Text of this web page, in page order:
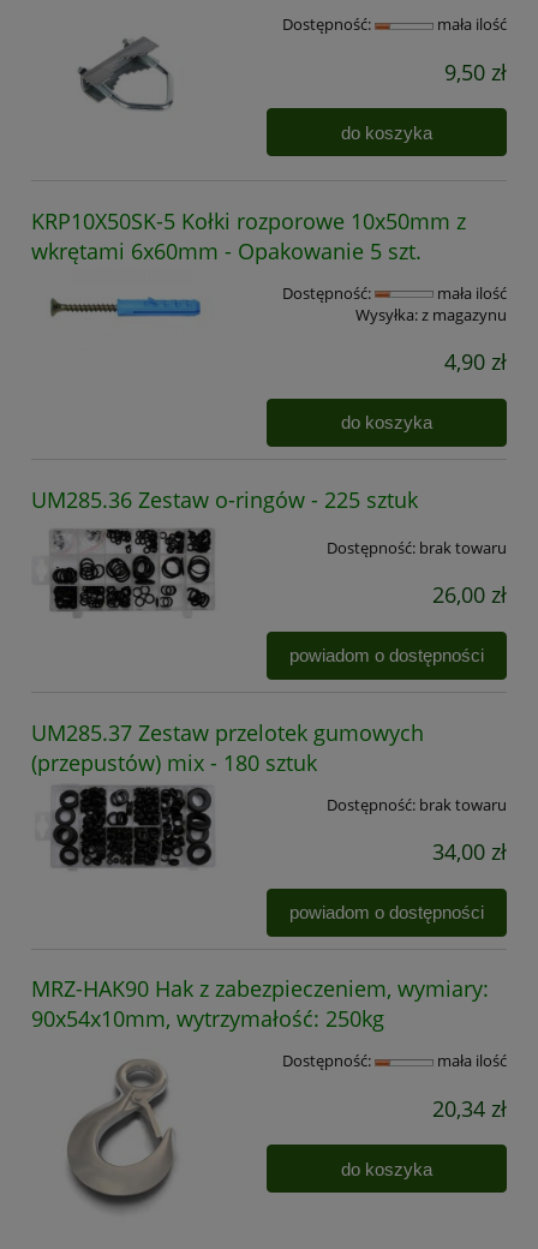
Dostępność: mała ilość
9,50 zł
do koszyka
KRP10X50SK-5 Kołki rozporowe 10x50mm z
wkrętami 6x60mm - Opakowanie 5 szt.
Dostępność:
mała ilość
Wysyłka:z magazynu
4,90 zł
do koszyka
UM285.36 Zestaw o-ringów - 225 sztuk
Dostępność: brak towaru
26,00 zł
powiadom o dostępności
UM285.37 Zestaw przelotek gumowych
(przepustów) mix - 180 sztuk
Dostępność: brak towaru
34,00 zł
powiadom o dostępności
MRZ-HAK90 Hak z zabezpieczeniem, wymiary:
90x54x10mm, wytrzymałość: 250kg
Dostępność: mała ilość
20,34 zł
do koszyka